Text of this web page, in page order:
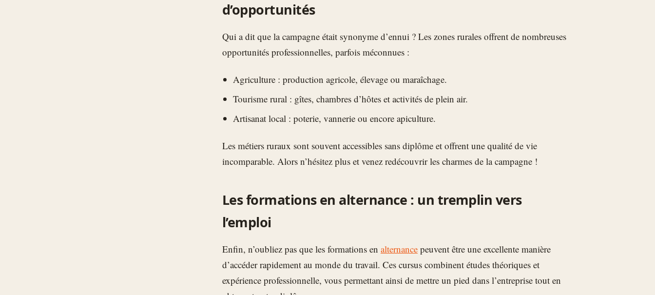
d’opportunités
Qui a dit que la campagne était synonyme d’ennui ? Les zones rurales offrent de nombreuses
opportunités professionnelles, parfois méconnues :
Agriculture : production agricole, élevage ou maraîchage.
Tourisme rural : gîtes, chambres d’hôtes et activités de plein air.
Artisanat local : poterie, vannerie ou encore apiculture.
Les métiers ruraux sont souvent accessibles sans diplôme et offrent une qualité de vie
incomparable. Alors n’hésitez plus et venez redécouvrir les charmes de la campagne !
Les formations en alternance : un tremplin vers
l’emploi
Enfin, n’oubliez pas que les formations en alternance peuvent être une excellente manière
d’accéder rapidement au monde du travail. Ces cursus combinent études théoriques et
expérience professionnelle, vous permettant ainsi de mettre un pied dans l’entreprise tout en